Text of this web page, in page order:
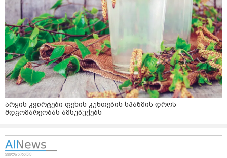
არყის კვირტები ფეხის კუნთების სპაზმის დროს
მდგომარეობას ამსუბუქებს